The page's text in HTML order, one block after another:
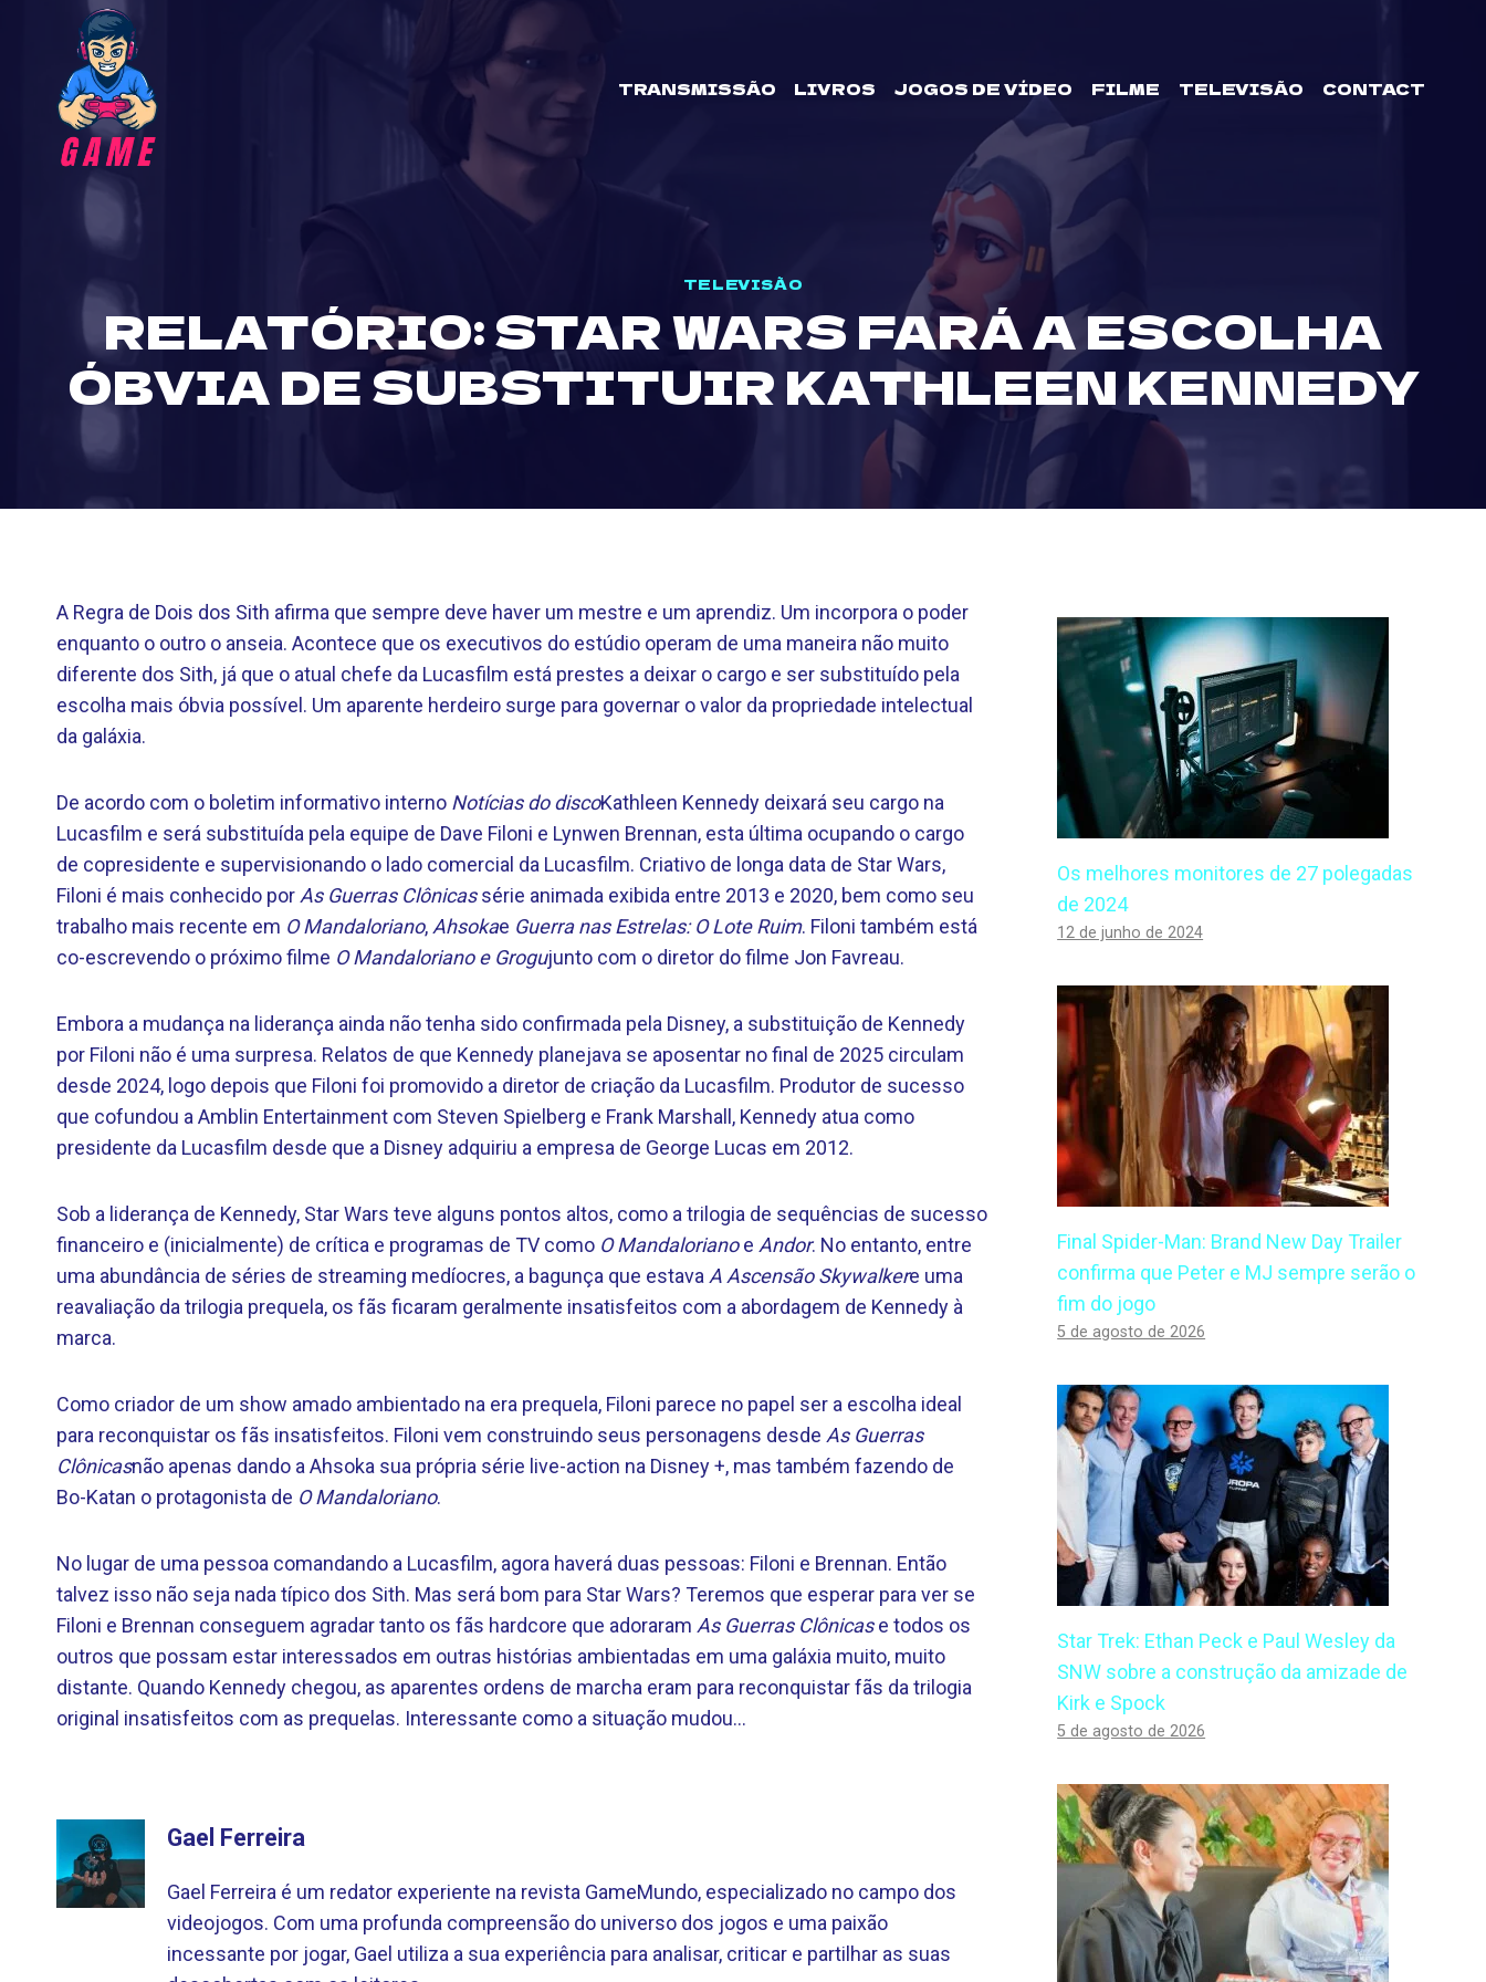
TRANSMISSÃO LIVROS JOGOS DE VÍDEO FILME TELEVISÃO CONTACT
TELEVISÃO
RELATÓRIO: STAR WARS FARÁ A ESCOLHA
ÓBVIA DE SUBSTITUIR KATHLEEN KENNEDY
A Regra de Dois dos Sith afirma que sempre deve haver um mestre e um aprendiz. Um incorpora o poder
enquanto o outro o anseia. Acontece que os executivos do estúdio operam de uma maneira não muito
diferente dos Sith, já que o atual chefe da Lucasfilm está prestes a deixar o cargo e ser substituído pela
escolha mais óbvia possível. Um aparente herdeiro surge para governar o valor da propriedade intelectual
da galáxia.
De acordo com o boletim informativo interno Notícias do discoKathleen Kennedy deixará seu cargo na
Lucasfilm e será substituída pela equipe de Dave Filoni e Lynwen Brennan, esta última ocupando o cargo
de copresidente e supervisionando o lado comercial da Lucasfilm. Criativo de longa data de Star Wars,
Filoni é mais conhecido por As Guerras Clônicassérie animada exibida entre 2013 e 2020, bem como seu
trabalho mais recente em O Mandaloriano, Ahsokae Guerra nas Estrelas: O Lote Ruim. Filoni também está
co-escrevendo o próximo filme O Mandaloriano e Grogujunto com o diretor do filme Jon Favreau.
Embora a mudança na liderança ainda não tenha sido confirmada pela Disney, a substituição de Kennedy
por Filoni não é uma surpresa. Relatos de que Kennedy planejava se aposentar no final de 2025 circulam
desde 2024, logo depois que Filoni foi promovido a diretor de criação da Lucasfilm. Produtor de sucesso
que cofundou a Amblin Entertainment com Steven Spielberg e Frank Marshall, Kennedy atua como
presidente da Lucasfilm desde que a Disney adquiriu a empresa de George Lucas em 2012.
Sob a liderança de Kennedy, Star Wars teve alguns pontos altos, como a trilogia de sequências de sucesso
financeiro e (inicialmente) de crítica e programas de TV como O Mandalorianoe Andor. No entanto, entre
uma abundância de séries de streaming medíocres, a bagunça que estava A Ascensão Skywalkere uma
reavaliação da trilogia prequela, os fãs ficaram geralmente insatisfeitos com a abordagem de Kennedy à
marca.
Como criador de um show amado ambientado na era prequela, Filoni parece no papel ser a escolha ideal
para reconquistar os fãs insatisfeitos. Filoni vem construindo seus personagens desde As Guerras
Clônicasnão apenas dando a Ahsoka sua própria série live-action na Disney +, mas também fazendo de
Bo-Katan o protagonista de O Mandaloriano.
No lugar de uma pessoa comandando a Lucasfilm, agora haverá duas pessoas: Filoni e Brennan. Então
talvez isso não seja nada típico dos Sith. Mas será bom para Star Wars? Teremos que esperar para ver se
Filoni e Brennan conseguem agradar tanto os fãs hardcore que adoraram As Guerras Clônicase todos os
outros que possam estar interessados ​​em outras histórias ambientadas em uma galáxia muito, muito
distante. Quando Kennedy chegou, as aparentes ordens de marcha eram para reconquistar fãs da trilogia
original insatisfeitos com as prequelas. Interessante como a situação mudou…
Gael Ferreira
Gael Ferreira é um redator experiente na revista GameMundo, especializado no campo dos
videojogos. Com uma profunda compreensão do universo dos jogos e uma paixão
incessante por jogar, Gael utiliza a sua experiência para analisar, criticar e partilhar as suas
Os melhores monitores de 27 polegadas
de 2024
12 de junho de 2024
Final Spider-Man: Brand New Day Trailer
confirma que Peter e MJ sempre serão o
fim do jogo
5 de agosto de 2026
Star Trek: Ethan Peck e Paul Wesley da
SNW sobre a construção da amizade de
Kirk e Spock
5 de agosto de 2026